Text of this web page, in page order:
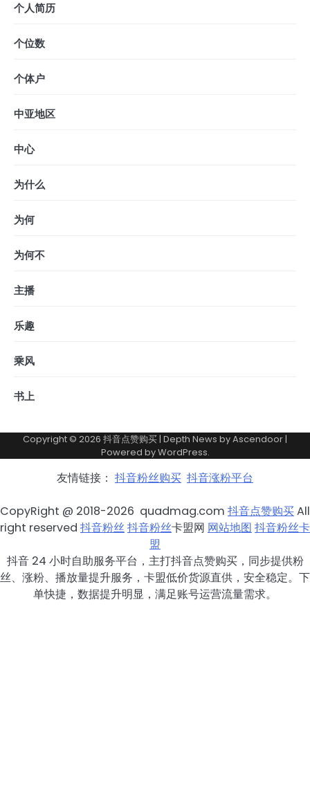
个人简历
个位数
个体户
中亚地区
中心
为什么
为何
为何不
主播
乐趣
乘风
书上
Copyright © 2026 抖音点赞购买| Depth News byAscendoor|
Powered byWordPress.
友情链接： 抖音粉丝购买 抖音涨粉平台
CopyRight @ 2018-2026 quadmag.com 抖音点赞购买All
right reserved 抖音粉丝抖音粉丝卡盟网 网站地图 抖音粉丝卡
盟
抖音 24 小时自助服务平台，主打抖音点赞购买，同步提供粉
丝、涨粉、播放量提升服务，卡盟低价货源直供，安全稳定。下
单快捷，数据提升明显，满足账号运营流量需求。